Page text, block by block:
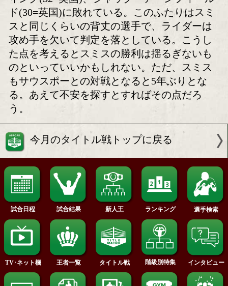
イター型で、右ストレートと左フック
て鋭い。「ワールド・ボクシング・ス
ー・シリーズ(WBSS)」の第1回大会の
級覇者で、今後の活躍次第では「パウ
フォー・パウンド」の上位にランクさ
能性を秘めた選手といっていいだろう
王者のライダーは今年5月に王座を獲
ウスポーで、積極的なアタックが持ち
手だ。戴冠試合を含めて4連続KO勝ち
があるが、その前にはロッキー・フィ
ィング(32=英国)、ジャック・アーンフ
ド(30=英国)に敗れている。このふたり
スと同じくらいの背丈の選手で、ライ
攻め手を欠いて判定を落としている。
た点を考えるとスミスの勝利は揺るぎ
のといっていいかもしれない。ただ、
もサウスポーとの対戦となると5年ぶり